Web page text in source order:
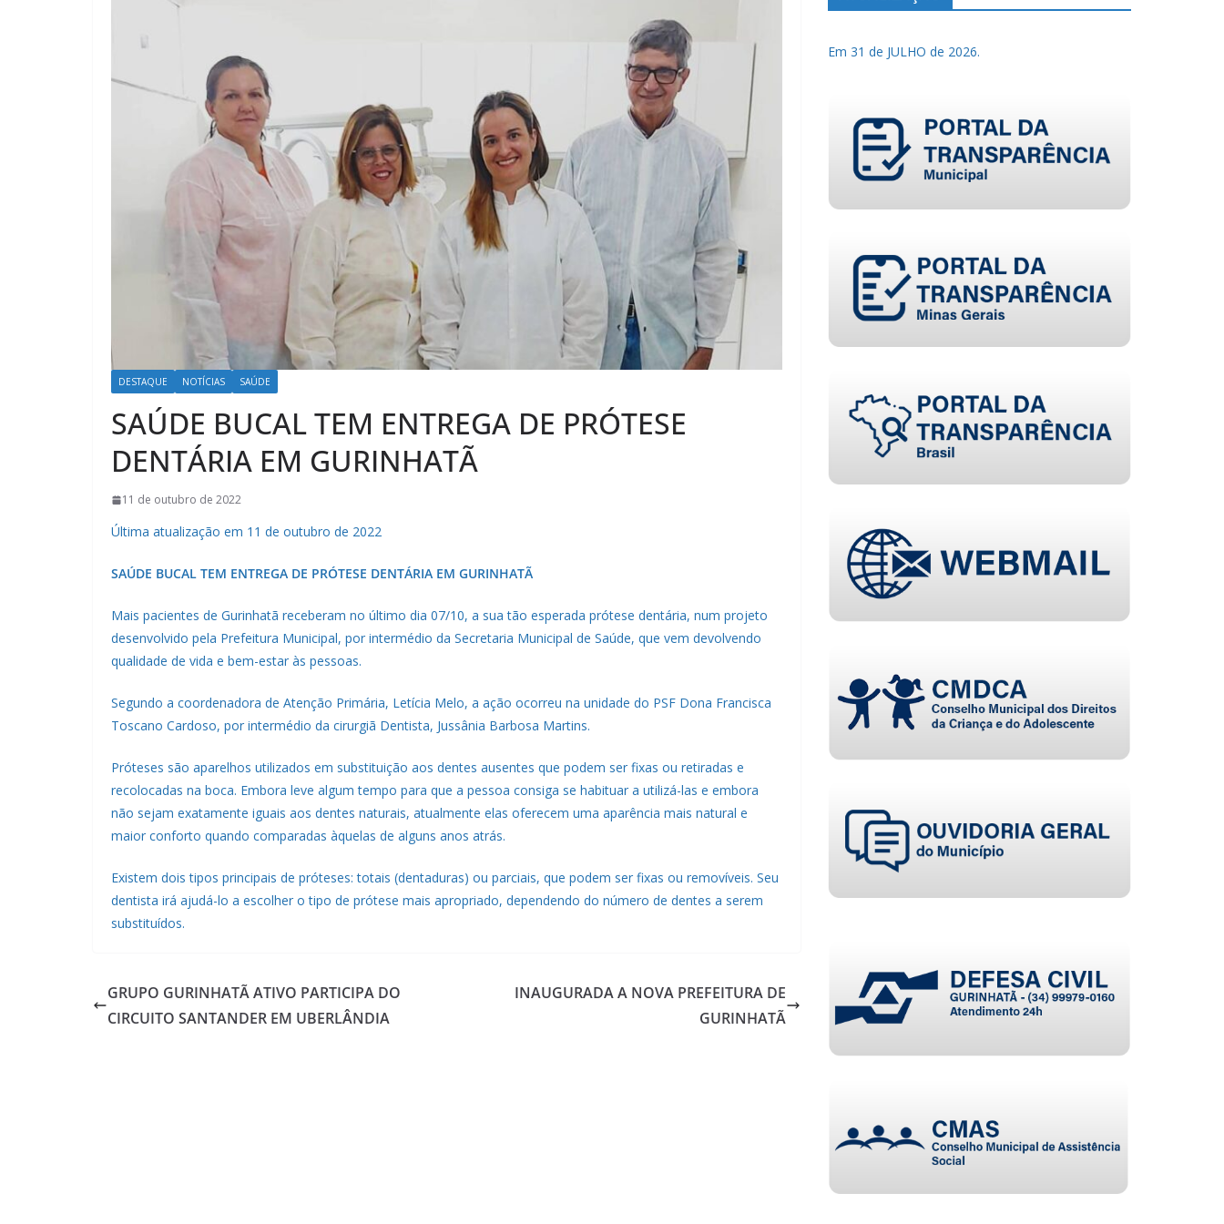
DESTAQUE NOTÍCIAS SAÚDE
SAÚDE BUCAL TEM ENTREGA DE PRÓTESE
DENTÁRIA EM GURINHATÃ
11 de outubro de 2022
Última atualização em 11 de outubro de 2022
SAÚDE BUCAL TEM ENTREGA DE PRÓTESE DENTÁRIA EM GURINHATÃ
Mais pacientes de Gurinhatã receberam no último dia 07/10, a sua tão esperada prótese dentária, num projeto
desenvolvido pela Prefeitura Municipal, por intermédio da Secretaria Municipal de Saúde, que vem devolvendo
qualidade de vida e bem-estar às pessoas.
Segundo a coordenadora de Atenção Primária, Letícia Melo, a ação ocorreu na unidade do PSF Dona Francisca
Toscano Cardoso, por intermédio da cirurgiã Dentista, Jussânia Barbosa Martins.
Próteses são aparelhos utilizados em substituição aos dentes ausentes que podem ser fixas ou retiradas e
recolocadas na boca. Embora leve algum tempo para que a pessoa consiga se habituar a utilizá-las e embora
não sejam exatamente iguais aos dentes naturais, atualmente elas oferecem uma aparência mais natural e
maior conforto quando comparadas àquelas de alguns anos atrás.
Existem dois tipos principais de próteses: totais (dentaduras) ou parciais, que podem ser fixas ou removíveis. Seu
dentista irá ajudá-lo a escolher o tipo de prótese mais apropriado, dependendo do número de dentes a serem
substituídos.
GRUPO GURINHATÃ ATIVO PARTICIPA DO
CIRCUITO SANTANDER EM UBERLÂNDIA
INAUGURADA A NOVA PREFEITURA DE
GURINHATÃ
Em 31 de JULHO de 2026.